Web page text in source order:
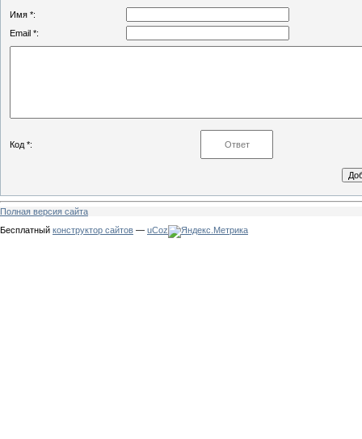
Имя *:
Email *:
Код *:
Полная версия сайта
Бесплатный конструктор сайтов — uCoz